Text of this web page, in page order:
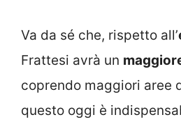
Va da sé che, rispetto all’
Frattesi avrà un
coprendo maggiori aree
questo oggi è